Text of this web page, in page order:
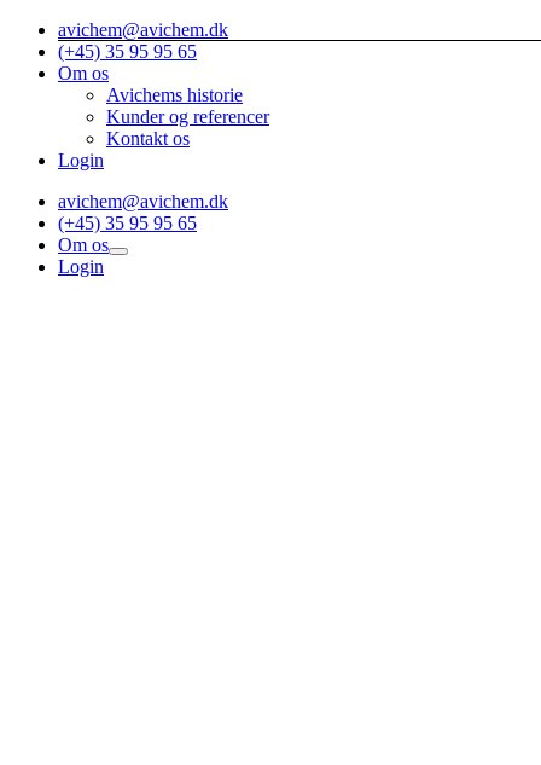
Skip
content
avichem@avichem.dk
(+45) 35 95 95 65
Om os
Avichems historie
Kunder og referencer
Kontakt os
Login
avichem@avichem.dk
(+45) 35 95 95 65
Om os
Login